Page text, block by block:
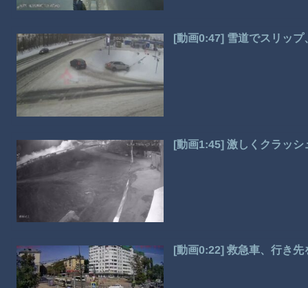
[動画0:47] 雪道でスリップ
[動画1:45] 激しくクラッ
[動画0:22] 救急車、行き